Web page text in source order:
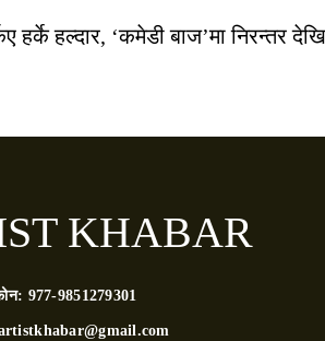
हर्के हल्दार, ‘कमेडी बाज’मा निरन्तर
KHABAR
977-9851279301